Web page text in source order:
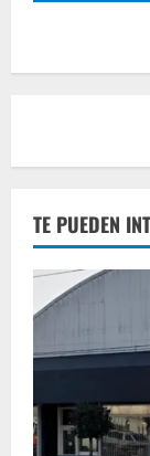
TE PUEDEN